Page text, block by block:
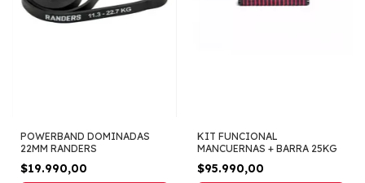
POWERBAND DOMINADAS
22MM RANDERS
$19.990,00
KIT FUNCIONAL
MANCUERNAS + BARRA 25KG
$95.990,00